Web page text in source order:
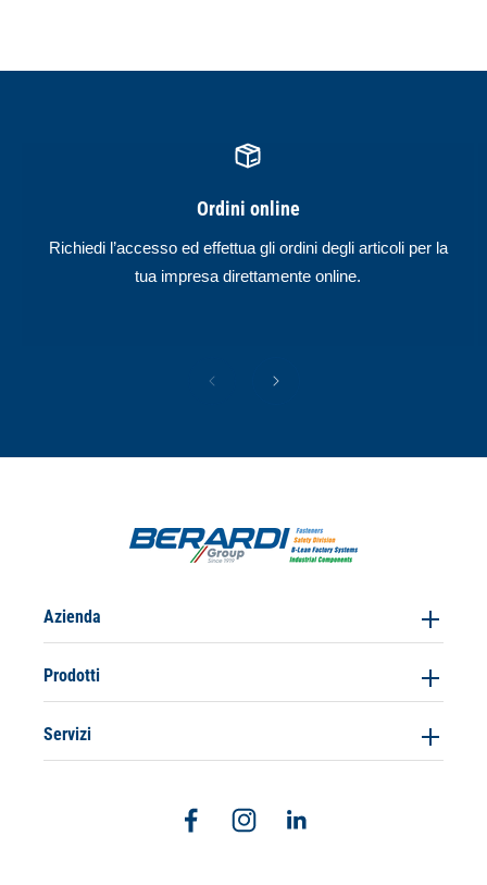
Ordini online
Richiedi l’accesso ed effettua gli ordini degli articoli per la
tua impresa direttamente online.
Azienda
Prodotti
Servizi
FacebookInstagramLinkedin